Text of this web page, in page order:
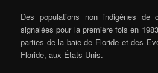
Des populations non indigènes de
signalées pour la première fois en
parties de la baie de Floride et des
Floride, aux États-Unis.